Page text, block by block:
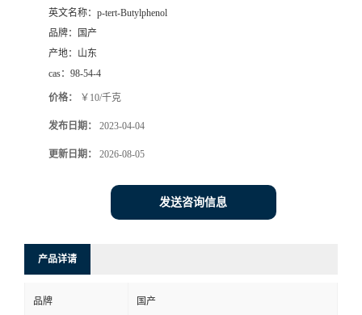
英文名称： p-tert-Butylphenol
品牌：
国产
产地： 山东
cas： 98-54-4
价格： ￥10/千克
发布日期： 2023-04-04
更新日期： 2026-08-05
发送咨询信息
产品详请
品牌 国产